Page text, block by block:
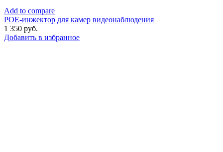
Add to compare
POE-инжектор для камер видеонаблюдения
1 350 руб.
Добавить в избранное